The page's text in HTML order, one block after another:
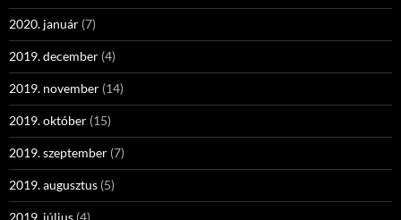
2020. január (7)
2019. december (4)
2019. november (14)
2019. október (15)
2019. szeptember (7)
2019. augusztus (5)
2019. július (4)